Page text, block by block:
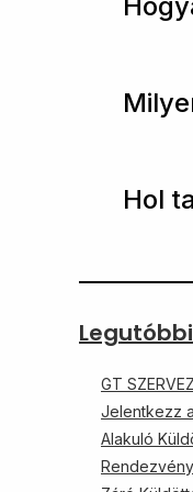
Hol
GT
Jelentkezz
Alakuló